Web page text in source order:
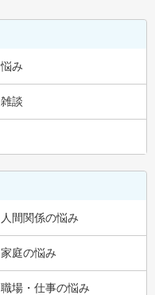
悩み
雑談
人間関係の悩み
家庭の悩み
職場・仕事の悩み